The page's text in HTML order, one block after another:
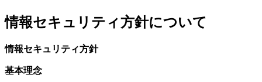
情報セキュリティ方針について
情報セキュリティ方針
基本理念